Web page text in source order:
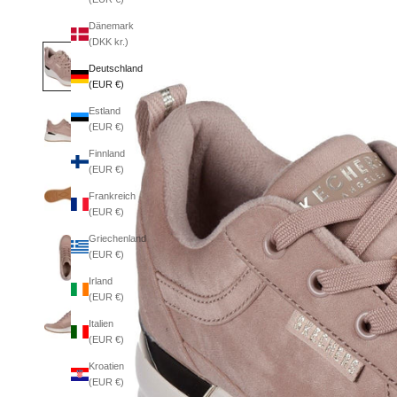
Dänemark
(DKK kr.)
Deutschland
(EUR €)
Estland
(EUR €)
Finnland
(EUR €)
Frankreich
(EUR €)
Griechenland
(EUR €)
Irland
(EUR €)
Italien
(EUR €)
Kroatien
(EUR €)